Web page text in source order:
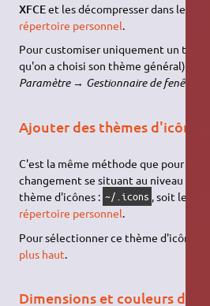
XFCEet les décompresser dans le
répertoire personnel.
Pour customiser uniquement un
qu'on a choisi son thème général),
Paramètre→ Gestionnaire de fenêtres
Ajouter des thèmes d'icônes
C'est la même méthode que pour
changement se situant au niveau du
thème d'icônes : ~/.icons , soit le
répertoire personnel.
Pour sélectionner ce thème d'icônes,
plus haut
Dimensions et couleurs de